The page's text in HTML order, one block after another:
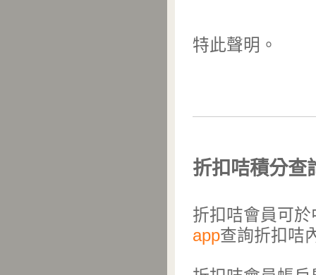
特此聲明。
折扣咭積分查
折扣咭會員可
app查詢折扣咭